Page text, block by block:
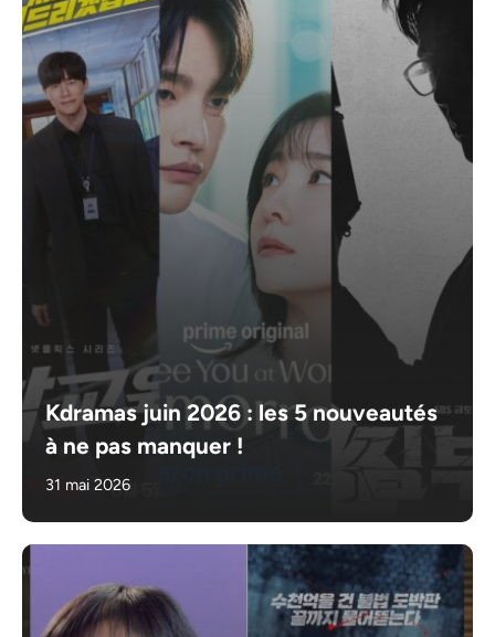
Kdramas juin 2026 : les 5 nouveautés
à ne pas manquer !
31 mai 2026